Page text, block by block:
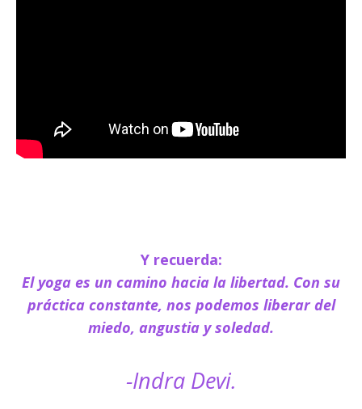
Y recuerda:
El yoga es un camino hacia la libertad. Con su
práctica constante, nos podemos liberar del
miedo, angustia y soledad.
-Indra Devi.